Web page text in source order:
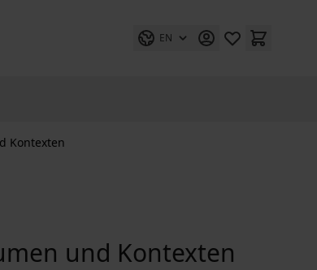
EN
Kontexten
und Kontexten